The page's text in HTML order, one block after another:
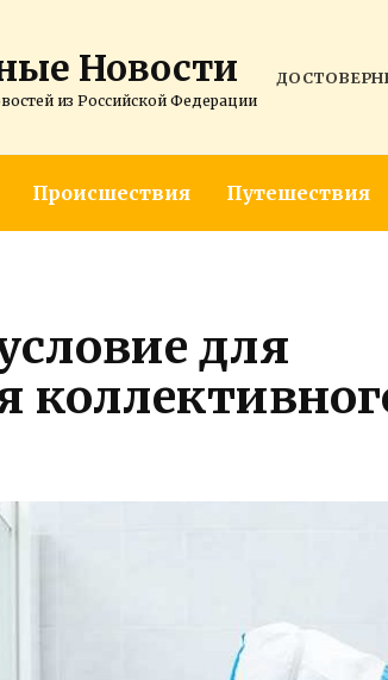
Новости
из Российской Федерации
Происшествия Путешествия
для